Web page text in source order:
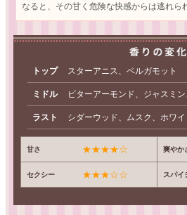
なると、その甘く危険な快感からは逃れら
トップ スターアニス、ベルガモット
ミドル ビターアーモンド、ジャスミ
ラスト シダーウッド、ムスク、ホワ
甘さ ★★★★☆ 爽やか
セクシー ★★★☆☆ スパイ